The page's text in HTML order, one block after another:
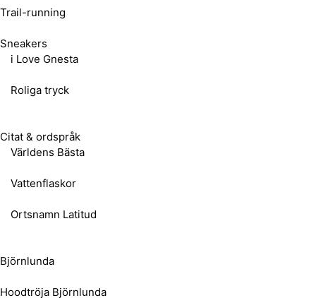
Trail-running
Sneakers
i Love Gnesta
Roliga tryck
Citat & ordspråk
Världens Bästa
Vattenflaskor
Ortsnamn Latitud
Björnlunda
Hoodtröja Björnlunda